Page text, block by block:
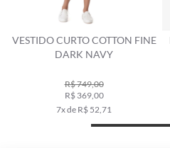
COTTON FINE
BLUSA COTTON